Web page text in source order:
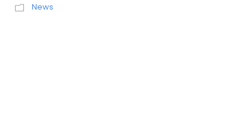
News